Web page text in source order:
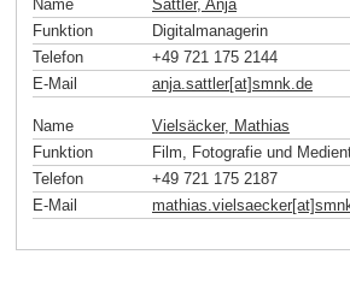
Name
Sattler, Anja
Funktion
Digitalmanagerin
Telefon
+49 721 175 2144
E-Mail
anja.sattler[at]smnk de
Name
Vielsäcker, Mathias
Funktion
Film, Fotografie und
Telefon
+49 721 175 2187
E-Mail